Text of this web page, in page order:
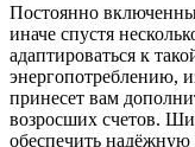
Постоянно
иначе спустя
адаптироваться к
энергопотреблению,
принесет вам
возросших счетов.
обеспечить